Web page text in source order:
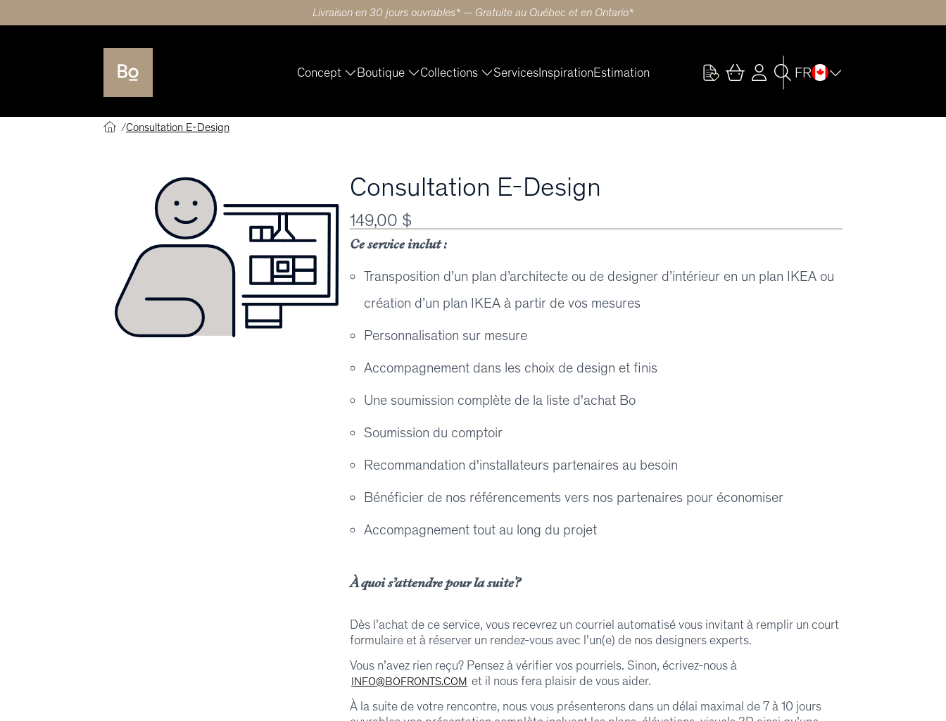
Livraison en 30 jours ouvrables* — Gratuite au Québec et en Ontario*
Concept Boutique Collections ServicesInspirationEstimation FR
Consultation E-Design
Consultation E-Design
149,00 $
Ce service inclut :
Transposition d’un plan d’architecte ou de designer d’intérieur en un plan IKEA ou
création d’un plan IKEA à partir de vos mesures
Personnalisation sur mesure
Accompagnement dans les choix de design et finis
Une soumission complète de la liste d'achat Bo
Soumission du comptoir
Recommandation d'installateurs partenaires au besoin
Bénéficier de nos référencements vers nos partenaires pour économiser
Accompagnement tout au long du projet
À quoi s’attendre pour la suite?
Dès l’achat de ce service, vous recevrez un courriel automatisé vous invitant à remplir un court
formulaire et à réserver un rendez-vous avec l’un(e) de nos designers experts.
Vous n’avez rien reçu? Pensez à vérifier vos pourriels. Sinon, écrivez-nous à
INFO@BOFRONTS.COM et il nous fera plaisir de vous aider.
À la suite de votre rencontre, nous vous présenterons dans un délai maximal de 7 à 10 jours